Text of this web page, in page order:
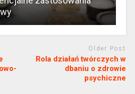
Older Post
Rola działań twórczych w
dbaniu o zdrowie
psychiczne